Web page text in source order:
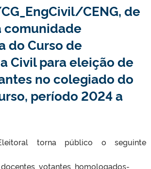
CENG, de
comunidade
do Curso de
Civil para eleição de
no colegiado do
período 2024 a
torna público o seguinte